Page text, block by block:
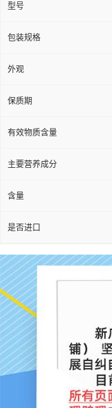
型号
包装规格
外观
保质期
有效物质含量
主要营养成分
含量
是否进口